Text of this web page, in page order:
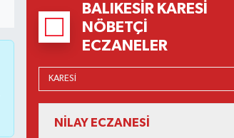
BALIKESIR KARESI
NÖBETÇI
ECZANELER
NİLAY ECZANESİ